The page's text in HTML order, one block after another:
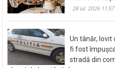
28 iul. 2026 11:57
Un tânăr,
fi fost
stradă din